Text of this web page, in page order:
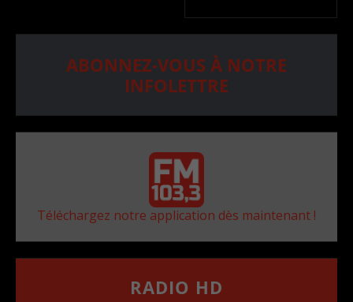
ABONNEZ-VOUS À NOTRE
INFOLETTRE
Téléchargez notre application dès maintenant !
RADIO HD